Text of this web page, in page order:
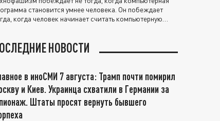
становится умнее человека. Он побеждает
когда человек начинает считать компьютерную
НОВОСТИ
в иноСМИ 7 августа: Трамп почти помирил
и Киев. Украинца схватили в Германии за
Штаты просят вернуть бывшего